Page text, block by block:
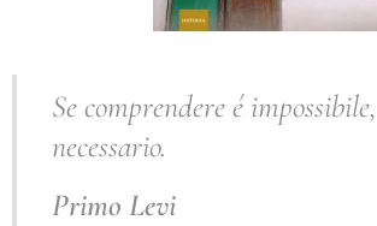
Se comprendere é
necessario.
Primo Levi